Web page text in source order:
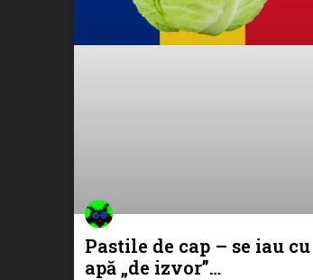
Pastile de cap – se iau cu
apă „de izvor”…